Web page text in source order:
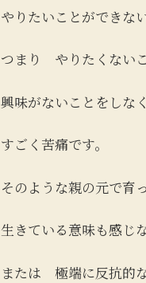
やりたいことができな
つまり やりたくない
興味がないことをしな
すごく苦痛です。
そのような親の元で育
生きている意味も感じ
または 極端に反抗的